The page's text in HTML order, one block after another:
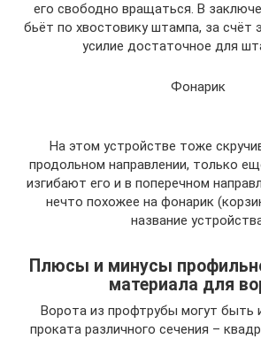
его свободно вращаться. В
бьёт по хвостовику штампа, за счёт
усилие достаточное для
Фонарик
На этом устройстве тоже
продольном направлении, только
изгибают его и в поперечном
нечто похожее на фонарик
название
Плюсы и минусы
материала для
Ворота из профтрубы могут быть
проката различного сечения –